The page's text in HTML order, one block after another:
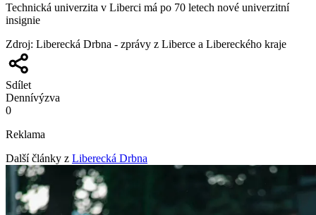
Technická univerzita v Liberci má po 70 letech nové univerzitní
insignie
Zdroj: Liberecká Drbna - zprávy z Liberce a Libereckého kraje
Sdílet
Dennívýzva
0
Reklama
Další články z Liberecká Drbna